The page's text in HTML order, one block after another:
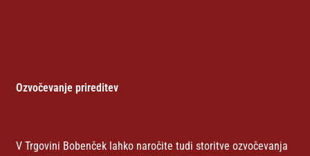
Ozvočevanje prireditev
V Trgovini Bobenček lahko naročite tudi storitve ozvočevanja